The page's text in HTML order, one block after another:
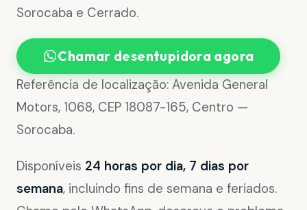
Sorocaba e Cerrado.
Chamar desentupidora agora
Referência de localização: Avenida General
Motors, 1068, CEP 18087-165, Centro —
Sorocaba.
Disponíveis 24 horas por dia, 7 dias por
semana, incluindo fins de semana e feriados.